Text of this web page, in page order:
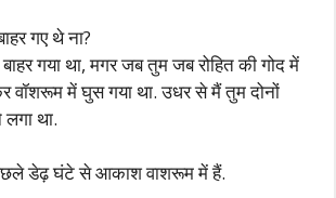
गए थे ना?
गया था, मगर जब तुम जब रोहित की गोद में
वॉशरूम में घुस गया था. उधर से मैं तुम दोनों
था.
डेढ़ घंटे से आकाश वाशरूम में हैं.